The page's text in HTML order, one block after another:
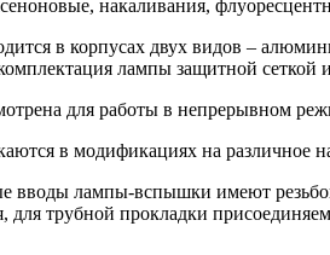
накаливания,
в корпусах двух видов –
лампы защитной сеткой
для работы в непрерывном
в модификациях на различное
вводы лампы-вспышки имеют
для трубной прокладки